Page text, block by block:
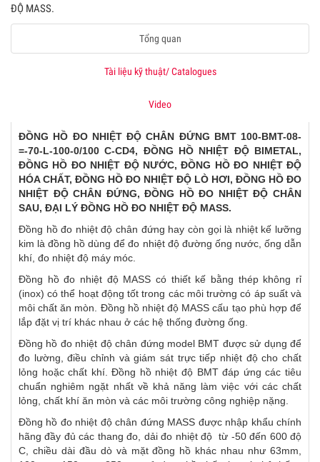
ĐỘ MASS.
Tổng quan
Tài liệu kỹ thuật/ Catalogues
Video
ĐỒNG HỒ ĐO NHIỆT ĐỘ CHÂN ĐỨNG BMT 100-BMT-08-
=-70-L-100-0/100 C-CD4, ĐỒNG HỒ NHIỆT ĐỘ BIMETAL,
ĐỒNG HỒ ĐO NHIỆT ĐỘ NƯỚC, ĐỒNG HỒ ĐO NHIỆT ĐỘ
HÓA CHẤT, ĐỒNG HỒ ĐO NHIỆT ĐỘ LÒ HƠI, ĐỒNG HỒ ĐO
NHIỆT ĐỘ CHÂN ĐỨNG, ĐỒNG HỒ ĐO NHIỆT ĐỘ CHÂN
SAU, ĐẠI LÝ ĐỒNG HỒ ĐO NHIỆT ĐỘ MASS.
Đồng hồ đo nhiệt độ chân đứng hay còn gọi là nhiệt kế lưỡng
kim là đồng hồ dùng để đo nhiệt độ đường ống nước, ống dẫn
khí, đo nhiệt độ máy móc.
Đồng hồ đo nhiệt độ MASS có thiết kế bằng thép không rỉ
(inox) có thể hoạt động tốt trong các môi trường có áp suất và
môi chất ăn mòn. Đồng hồ nhiệt độ MASS cấu tạo phù hợp để
lắp đặt vị trí khác nhau ở các hệ thống đường ống.
Đồng hồ đo nhiệt độ chân đứng model BMT được sử dụng để
đo lường, điều chỉnh và giám sát trực tiếp nhiệt độ cho chất
lỏng hoặc chất khí. Đồng hồ nhiệt độ BMT đáp ứng các tiêu
chuẩn nghiêm ngặt nhất về khả năng làm việc với các chất
lỏng, chất khí ăn mòn và các môi trường công nghiệp nặng.
Đồng hồ đo nhiệt độ chân đứng MASS được nhập khẩu chính
hãng đầy đủ các thang đo, dải đo nhiệt độ từ -50 đến 600 độ
C, chiều dài đầu dò và mặt đồng hồ khác nhau như 63mm,